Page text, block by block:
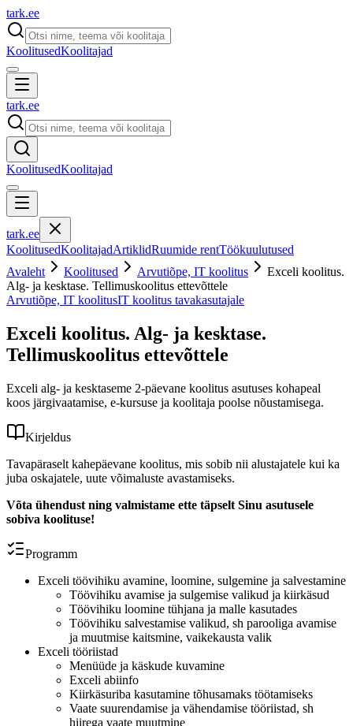
tark.ee
KoolitusedKoolitajad
tark.ee
KoolitusedKoolitajad
tark.ee
KoolitusedKoolitajadArtiklidRuumide rentTöökuulutused
Avaleht
Koolitused Arvutiõpe, IT koolitus
Exceli koolitus.
Alg- ja kesktase. Tellimuskoolitus ettevõttele
Arvutiõpe, IT koolitusIT koolitus tavakasutajale
Exceli koolitus. Alg- ja kesktase.
Tellimuskoolitus ettevõttele
Exceli alg- ja kesktaseme 2-päevane koolitus asutuses kohapeal
koos järgivaatamise, e-kursuse ja koolitaja poolse nõustamisega.
Kirjeldus
Tavapäraselt kahepäevane koolitus, mis sobib nii alustajatele kui ka
juba oskajatele, uute võimaluste avastamiseks.
Võta ühendust ning valmistame ette täpselt Sinu asutusele
sobiva koolituse!
Programm
Exceli töövihiku avamine, loomine, sulgemine ja salvestamine
Töövihiku avamise ja sulgemise valikud ja kiirkäsud
Töövihiku loomine tühjana ja malle kasutades
Töövihiku salvestamise valikud, sh parooliga avamise
ja muutmise kaitsmine, vaikekausta valik
Exceli tööriistad
Menüüde ja käskude kuvamine
Exceli abiinfo
Kiirkäsuriba kasutamine tõhusamaks töötamiseks
Vaate suurendamise ja vähendamise tööriistad, sh
hiirega vaate muutmine